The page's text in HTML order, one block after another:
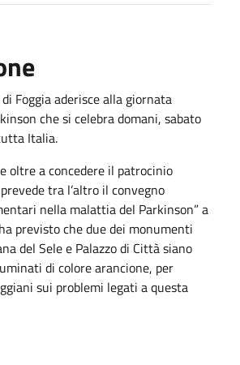
Foggia aderisce alla giornata
che si celebra domani, sabato
Italia.
oltre a concedere il patrocinio
tra l’altro il convegno
nella malattia del Parkinson” a
previsto che due dei monumenti
del Sele e Palazzo di Città siano
di colore arancione, per
sui problemi legati a questa